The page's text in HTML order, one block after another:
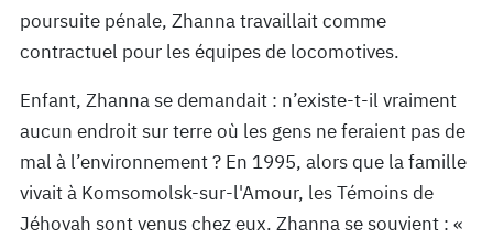
poursuite pénale, Zhanna travaillait comme
contractuel pour les équipes de locomotives.
Enfant, Zhanna se demandait : n’existe-t-il vraiment
aucun endroit sur terre où les gens ne feraient pas de
mal à l’environnement ? En 1995, alors que la famille
vivait à Komsomolsk-sur-l'Amour, les Témoins de
Jéhovah sont venus chez eux. Zhanna se souvient : «